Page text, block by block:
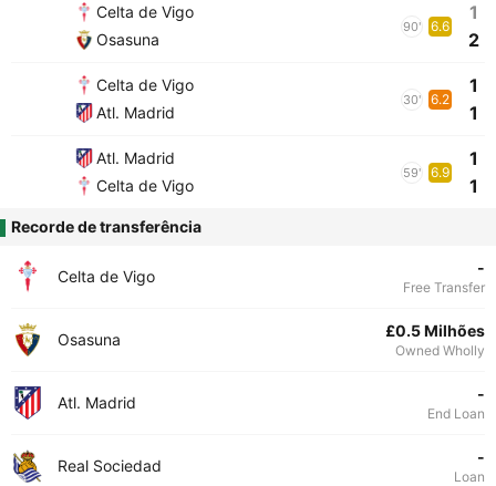
Celta de Vigo
Osasuna
90' 6.6
1
2
Celta de Vigo
Atl. Madrid
30' 6.2
1
1
Atl. Madrid
Celta de Vigo
59' 6.9
1
1
Recorde de transferência
Celta de Vigo -
Free Transfer
Osasuna £0.5 Milhões
Owned Wholly
Atl. Madrid -
End Loan
Real Sociedad -
Loan